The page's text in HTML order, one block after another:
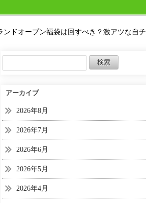
ンドオープン福袋は回すべき？激アツな自チ
アーカイブ
2026年8月
2026年7月
2026年6月
2026年5月
2026年4月